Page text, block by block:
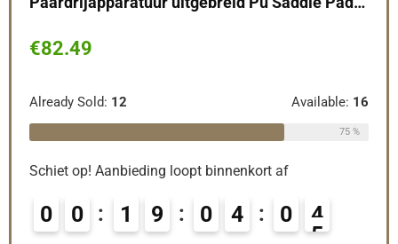
€82.49
Already Sold: 12 Available: 16
75 %
Schiet op! Aanbieding loopt binnenkort af
0 0 1 9 0 4 0 3
4